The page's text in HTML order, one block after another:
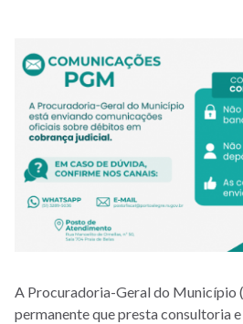
A Procuradoria-Geral do Município
permanente que presta consultoria